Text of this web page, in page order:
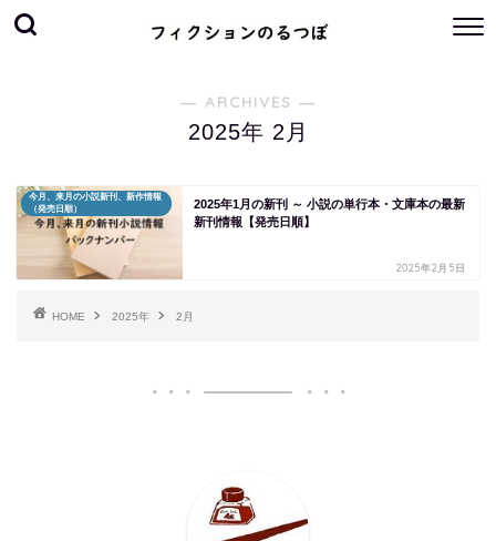
― ARCHIVES ―
2025年 2月
今月、来月の小説新刊、新作情報
（発売日順）
2025年1月の新刊 ～ 小説の単行本・文庫本の最新
新刊情報【発売日順】
2025年2月5日
HOME 2025年 2月